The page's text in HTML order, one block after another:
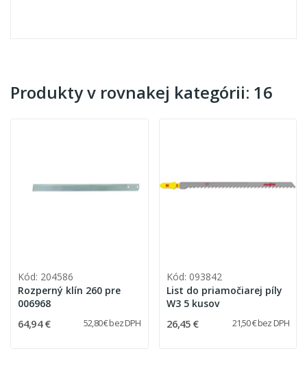
Produkty v rovnakej kategórii: 16
Kód: 204586
Rozperný klín 260 pre
006968
64,94 € 52,80 € bez DPH
Kód: 093842
List do priamočiarej píly
W3 5 kusov
26,45 € 21,50 € bez DPH